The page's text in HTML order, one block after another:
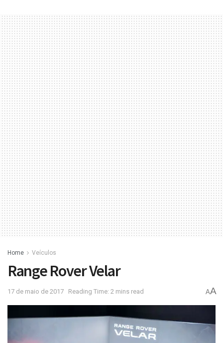
Home Veículos
Range Rover Velar
17 de maio de 2017 Reading Time: 2 mins read AA